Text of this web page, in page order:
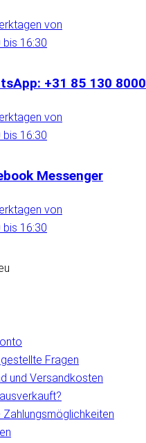
von
bis 16:30
+31 85 130 8000
von
bis 16:30
Messenger
von
bis 16:30
Fragen
und Versandkosten
Zahlungsmöglichkeiten